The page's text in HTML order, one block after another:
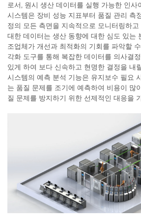
로서, 원시 생산 데이터를 실행 가능한 인사
시스템은 장비 성능 지표부터 품질 관리 측
정의 모든 측면을 지속적으로 모니터링하
대한 데이터는 생산 동향에 대한 심도 있는
조업체가 개선과 최적화의 기회를 파악할
각화 도구를 통해 복잡한 데이터를 의사결
있게 하여 보다 신속하고 현명한 결정을 내
시스템의 예측 분석 기능은 유지보수 필요
는 품질 문제를 조기에 예측하여 비용이 많
질 문제를 방지하기 위한 선제적인 대응을